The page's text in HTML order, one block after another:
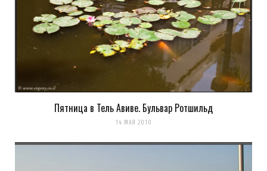
Пятница в Тель Авиве. Бульвар Ротшильд
14 МАЯ 2010